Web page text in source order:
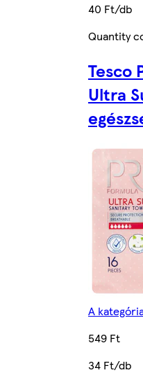
40 Ft/db
Quantity
Tesco
Ultra
A
549 Ft
34 Ft/db